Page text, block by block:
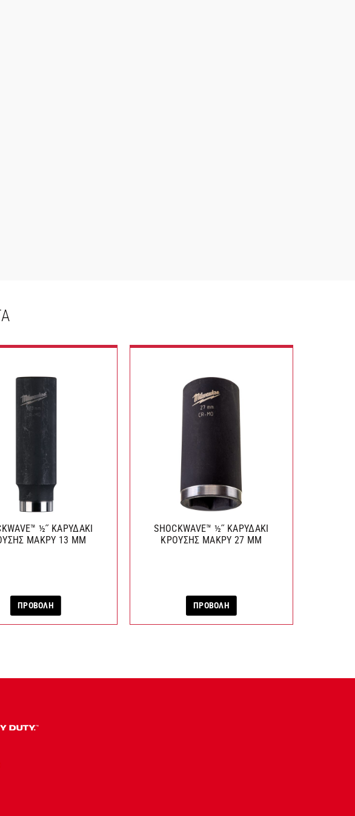
½˝ ΚΑΡΥΔΑΚΙ
ΜΑΚΡΥ 13 ΜΜ
ΠΡΟΒΟΛΗ
SHOCKWAVE™ ½˝ ΚΑΡΥΔΑΚΙ
ΚΡΟΥΣΗΣ ΜΑΚΡΥ 27 MM
ΠΡΟΒΟΛΗ